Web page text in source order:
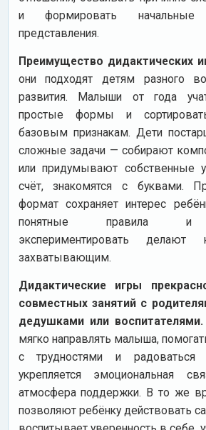
и формировать начальные
представления.
Преимущество дидактических
они подходят детям разного
развития. Малыши от года
простые формы и
базовым признакам. Дети
сложные задачи — собирают
или придумывают собственные
счёт, знакомятся с буквами.
формат сохраняет интерес
понятные правила и
экспериментировать делают
захватывающим.
Дидактические игры
совместных занятий с
дедушками или воспитателями.
мягко направлять малыша,
с трудностями и
укрепляется эмоциональная
атмосфера поддержки. В то же
позволяют ребёнку действовать